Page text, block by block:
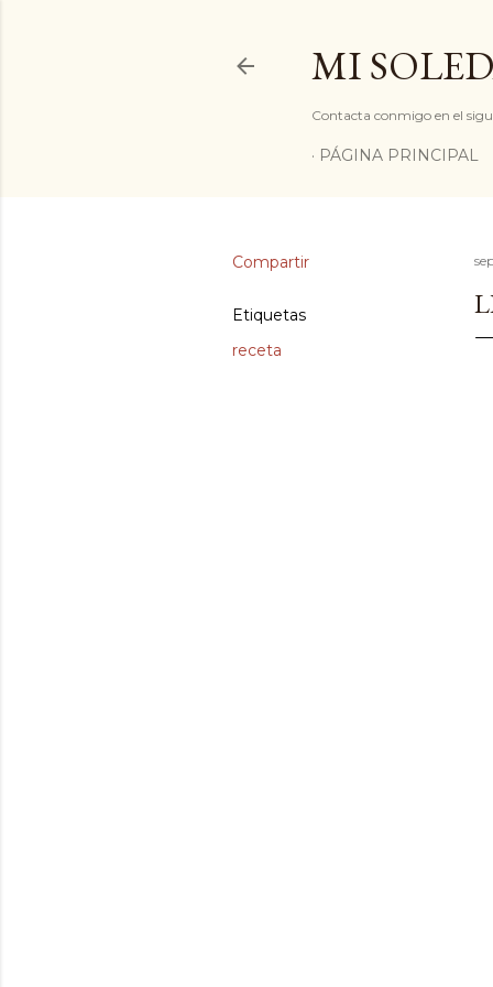
MI
Contacta conmigo en el
PÁGINA PRINCIPAL
Compartir
Etiquetas
receta